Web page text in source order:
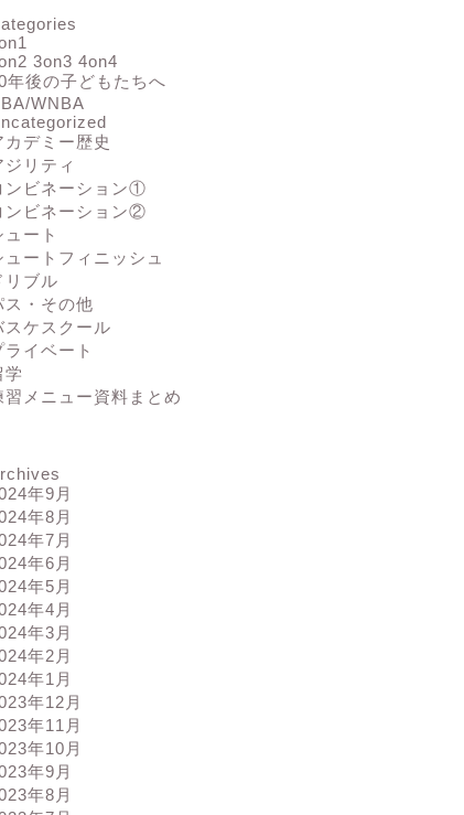
】57A SUMOドリル
ブル) アドバンスクラス
2023年5月10日
3on3 4on4
年後の子どもたちへ
WNBA
カデミー歴史
ジリティ
ンビネーション①
ンビネーション②
ュート
ュートフィニッシュ
リブル
ス・その他
スケスクール
ライベート
学
習メニュー資料まとめ
年9月
年8月
年7月
年6月
年5月
年4月
年3月
年2月
年1月
年12月
年11月
年10月
年9月
年8月